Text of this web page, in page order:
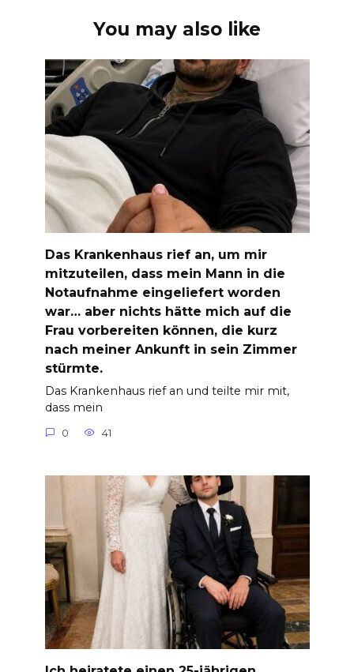
You may also like
Das Krankenhaus rief an, um mir
mitzuteilen, dass mein Mann in die
Notaufnahme eingeliefert worden
war… aber nichts hätte mich auf die
Frau vorbereiten können, die kurz
nach meiner Ankunft in sein Zimmer
stürmte.
Das Krankenhaus rief an und teilte mir mit,
dass mein
0 41